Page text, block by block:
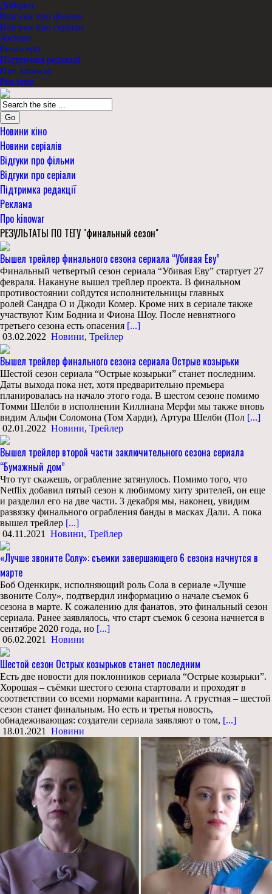
Добірки
Відгуки про фільми
Відгуки про серіали
Актори
Режисери
Підтримка редакції
Про kinowar
Реклама
Go
Новини кіно
Новини серіалів
Відгуки про фільми
Відгуки про серіали
Підтримка редакції
Реклама
Про kinowar
РЕЗУЛЬТАТЫ ПО ТЕГУ "финальный сезон"
Вышел трейлер финального сезона сериала “Убивая Еву”
Финальный четвертый сезон сериала “Убивая Еву” стартует 27
февраля. Накануне вышел трейлер проекта. В финальном
противостоянии сойдутся исполнительницы главных
ролей Сандра О и Джоди Комер. Кроме них в сериале также
участвуют Ким Бодниа и Фиона Шоу. После невнятного
третьего сезона есть опасения [...]
03.02.2022 Новини, Трейлер
Вышел трейлер финального сезона сериала Острые козырьки
Шестой сезон сериала “Острые козырьки” станет последним.
Даты выхода пока нет, хотя предварительно премьера
планировалась на начало этого года. В шестом сезоне помимо
Томми Шелби в исполнении Киллиана Мерфи мы также вновь
видим Альфи Соломона (Том Харди), Артура Шелби (Пол [...]
02.01.2022 Новини, Трейлер
Вышел трейлер второй части заключительного сезона сериала
“Бумажный дом”
Что тут скажешь, ограбление затянулось. Помимо того, что
Netflix добавил пятый сезон к любимому хиту зрителей, он еще
и разделил его на две части. 3 декабря мы, наконец, увидим
развязку финального ограбления банды в масках Дали. А пока
вышел трейлер [...]
04.11.2021
Новини, Трейлер
«Лучше звоните Солу»: съемки завершающего 6 сезона начнутся в
марте
Боб Оденкирк, исполняющий роль Сола в сериале «Лучше
звоните Солу», подтвердил информацию о начале съемок 6
сезона в марте. К сожалению для фанатов, это финальный сезон
сериала. Ранее заявлялось, что старт съемок 6 сезона начнется в
сентябре 2020 года, но [...]
06.02.2021
Новини
Шестой сезон Острых козырьков станет последним
Есть две новости для поклонников сериала “Острые козырьки”.
Хорошая – съёмки шестого сезона стартовали и проходят в
соответствии со всеми нормами карантина. А грустная – шестой
сезон станет финальным. Но есть и третья новость,
обнадеживающая: создатели сериала заявляют о том, [...]
18.01.2021
Новини